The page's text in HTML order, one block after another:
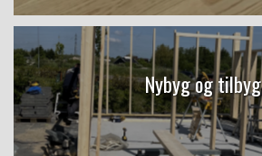
Nybyg og tilbyg